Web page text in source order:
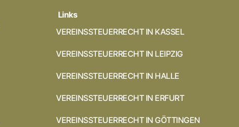
Links
VEREINSSTEUERRECHT IN KASSEL
VEREINSSTEUERRECHT IN LEIPZIG
VEREINSSTEUERRECHT IN HALLE
VEREINSSTEUERRECHT IN ERFURT
VEREINSSTEUERRECHT IN GÖTTINGEN